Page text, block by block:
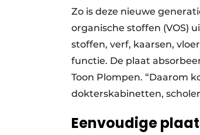
Zo is deze nieuwe
organische stoffen (VOS)
stoffen, verf, kaarsen,
functie. De plaat
Toon Plompen. “Daarom
dokterskabinetten,
Eenvoudige